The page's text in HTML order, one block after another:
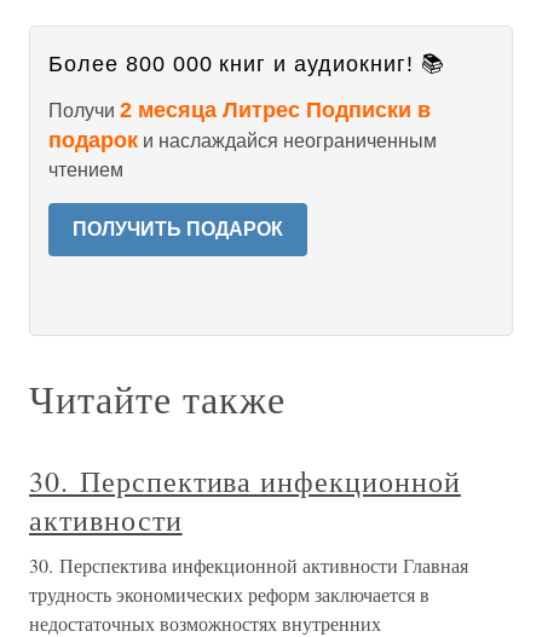
Более 800 000 книг и аудиокниг! 📚
Получи 2 месяца Литрес Подписки в
подарок и наслаждайся неограниченным
чтением
ПОЛУЧИТЬ ПОДАРОК
Читайте также
30. Перспектива инфекционной
активности
30. Перспектива инфекционной активности Главная
трудность экономических реформ заключается в
недостаточных возможностях внутренних